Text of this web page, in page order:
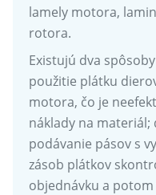
lamely motora,
rotora.
Existujú dva
použitie plátku
motora, čo je
náklady na
podávanie pásov s
zásob plátkov
objednávku a